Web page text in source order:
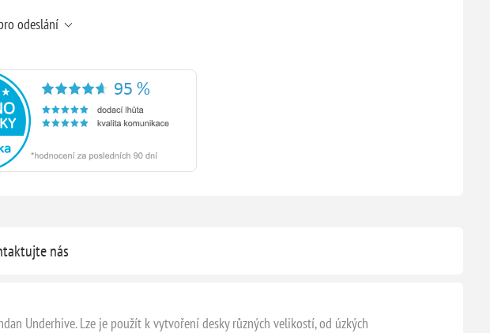
odeslání
nás
Underhive. Lze je použít k vytvoření desky různých velikostí, od úzkých